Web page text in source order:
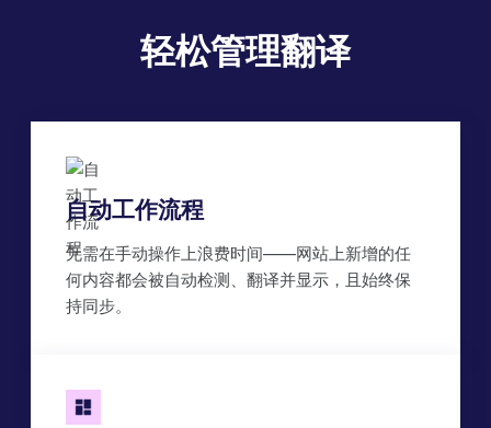
轻松管理翻译
自动工作流程
无需在手动操作上浪费时间——网站上新增的任
何内容都会被自动检测、翻译并显示，且始终保
持同步。